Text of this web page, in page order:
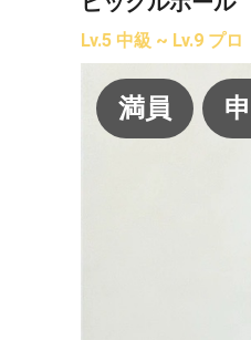
Lv.5 中級 ~ Lv.9 プロ
満員